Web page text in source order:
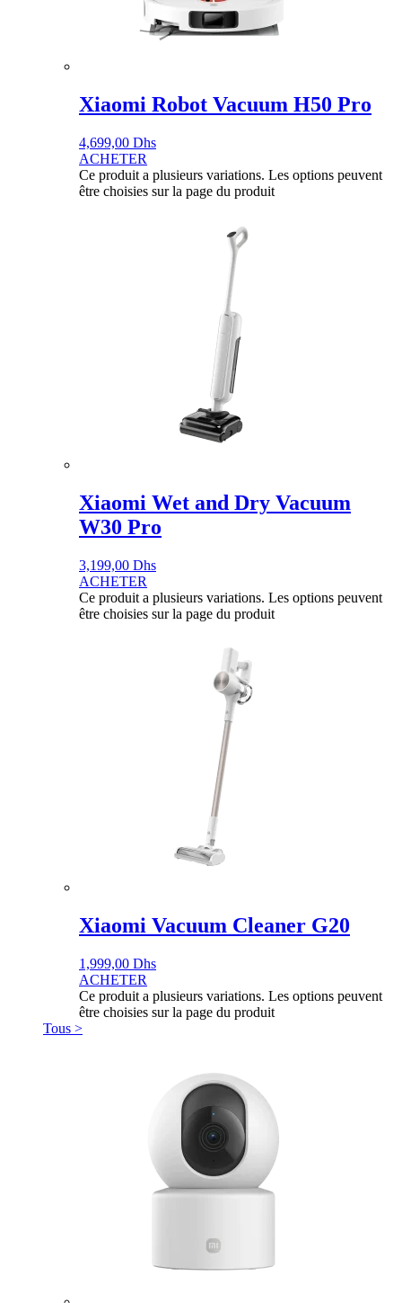
Xiaomi Robot Vacuum H50 Pro
4,699,00 Dhs
ACHETER
Ce produit a plusieurs variations. Les options peuvent
être choisies sur la page du produit
Xiaomi Wet and Dry Vacuum
W30 Pro
3,199,00 Dhs
ACHETER
Ce produit a plusieurs variations. Les options peuvent
être choisies sur la page du produit
Xiaomi Vacuum Cleaner G20
1,999,00 Dhs
ACHETER
Ce produit a plusieurs variations. Les options peuvent
être choisies sur la page du produit
Tous >